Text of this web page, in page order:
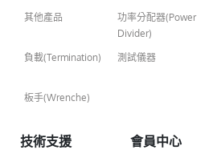
其他產品
功率分配器(Power
Divider)
負載(Termination) 測試儀器
板手(Wrenche)
技術支援 會員中心